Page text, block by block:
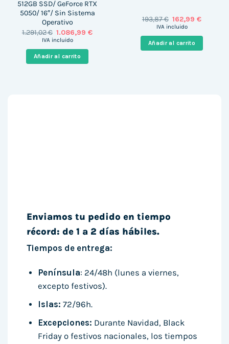
512GB SSD/ GeForce RTX
5050/ 16″/ Sin Sistema
Operativo
1.291,02€ El
precio
era:
1.291,02 €.
1.086,99€El
IVA incluido
Añadir al carrito
193,87€ El
precio
era:
193,87 €.
162,99€El
es:
162,99 €.
IVA incluido
Añadir al carrito
Enviamos tu pedido en tiempo
récord: de 1 a 2 días hábiles.
Tiempos de entrega:
Península: 24/48h (lunes a viernes,
excepto festivos).
Islas: 72/96h.
Excepciones: Durante Navidad, Black
Friday o festivos nacionales, los tiempos